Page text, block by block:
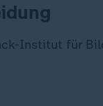
Institut für